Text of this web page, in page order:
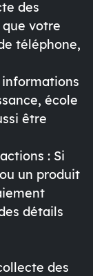
des
votre
téléphone,
informations
école
être
: Si
un produit
détails
des